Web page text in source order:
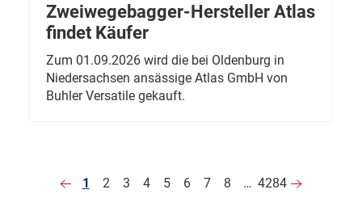
Zweiwegebagger-Hersteller Atlas
findet Käufer
Zum 01.09.2026 wird die bei Oldenburg in
Niedersachsen ansässige Atlas GmbH von
Buhler Versatile gekauft.
1 2 3 4 5 6 7 8 … 4284